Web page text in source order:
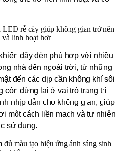
dây đèn phù hợp với nhiều
nhà đến ngoài trời, từ những
đến các dịp cần không khí sôi
còn dừng lại ở vai trò trang trí
nhịp dẫn cho không gian, giúp
một cách liền mạch và tự nhiên
sử dụng.